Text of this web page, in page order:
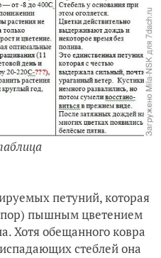
петуний, которая
пор) пышным цветением
Хотя обещанного ковра
стеблей она